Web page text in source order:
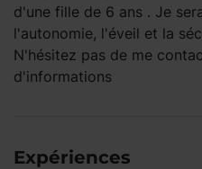
d'une fille de 6 ans . Je
l'autonomie, l'éveil et la
N'hésitez pas de me
d'informations
Expériences